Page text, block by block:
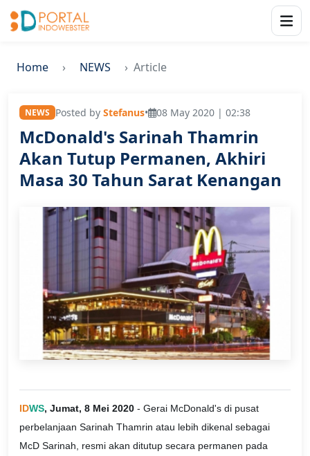
Home NEWS Article
NEWS Posted by Stefanus• 08 May 2020 | 02:38
McDonald's Sarinah Thamrin
Akan Tutup Permanen, Akhiri
Masa 30 Tahun Sarat Kenangan
IDWS, Jumat, 8 Mei 2020 - Gerai McDonald's di pusat
perbelanjaan Sarinah Thamrin atau lebih dikenal sebagai
McD Sarinah, resmi akan ditutup secara permanen pada